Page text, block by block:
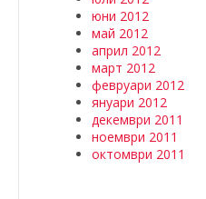
юни 2012
май 2012
април 2012
март 2012
февруари 2012
януари 2012
декември 2011
ноември 2011
октомври 2011